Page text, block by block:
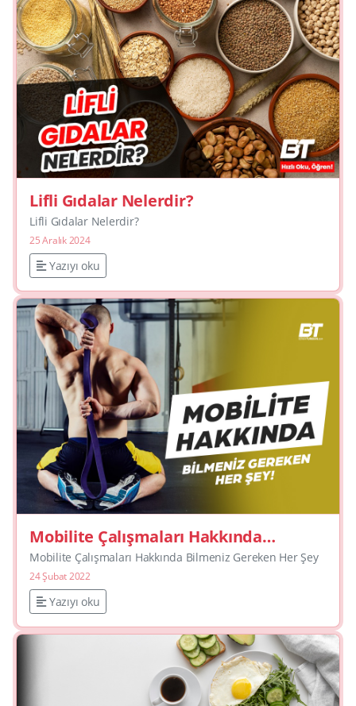
Lifli Gıdalar Nelerdir?
Lifli Gıdalar Nelerdir?
25 Aralık 2024
Yazıyı oku
Mobilite Çalışmaları Hakkında
Bilmeniz Gereken Her Şey
Mobilite Çalışmaları Hakkında Bilmeniz Gereken Her Şey
24 Şubat 2022
Yazıyı oku